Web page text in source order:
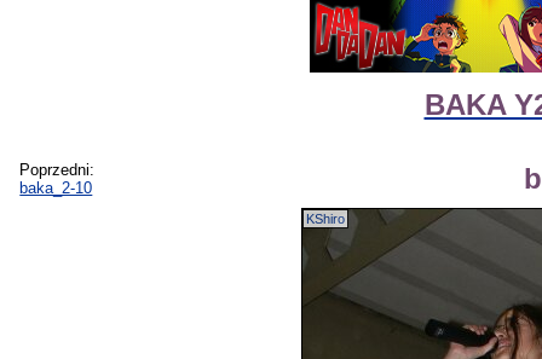
BAKA
Poprzedni:
baka_2-10
KShiro